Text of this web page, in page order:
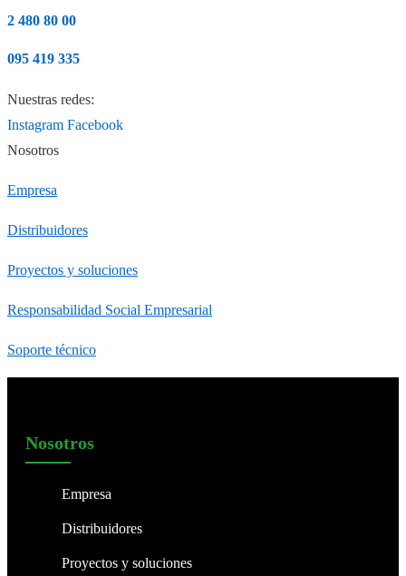
2 480 80 00
095 419 335
Nuestras redes:
Instagram Facebook
Nosotros
Empresa
Distribuidores
Proyectos y soluciones
Responsabilidad Social Empresarial
Soporte técnico
Nosotros
Empresa
Distribuidores
Proyectos y soluciones